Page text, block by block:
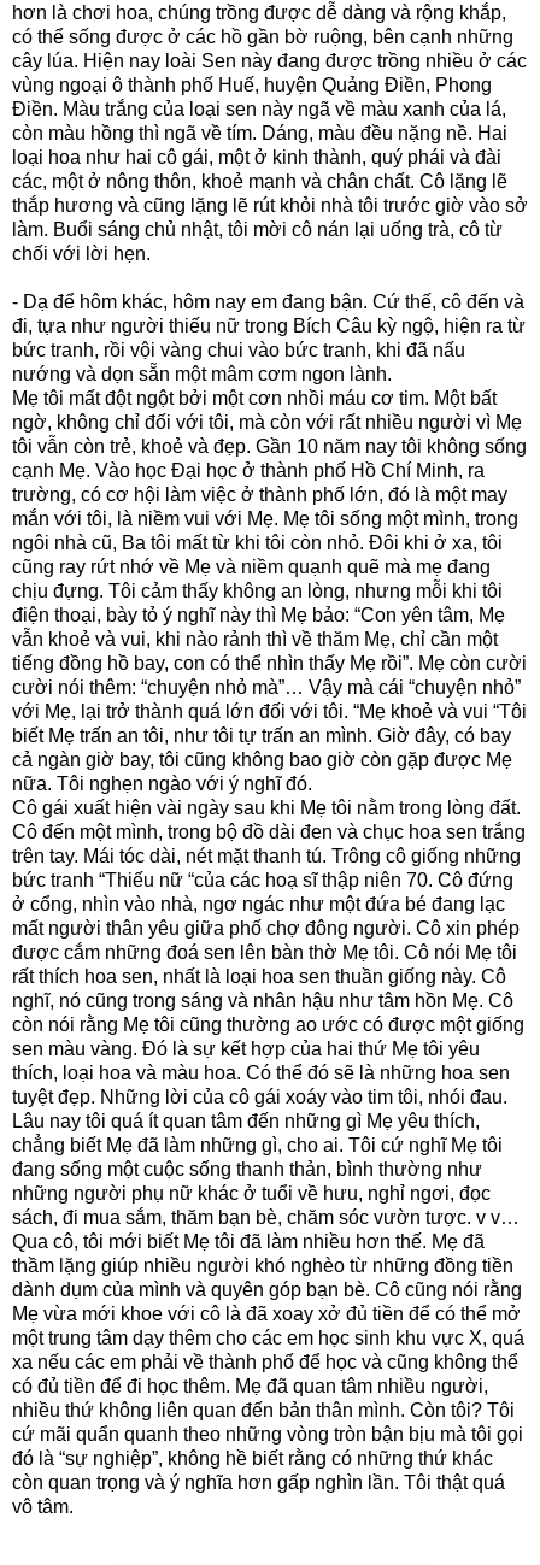
hơn là chơi hoa, chúng trồng được dễ dàng và rộng khắp,
có thể sống được ở các hồ gần bờ ruộng, bên cạnh những
cây lúa. Hiện nay loài Sen này đang được trồng nhiều ở các
vùng ngoại ô thành phố Huế, huyện Quảng Điền, Phong
Điền. Màu trắng của loại sen này ngã về màu xanh của lá,
còn màu hồng thì ngã về tím. Dáng, màu đều nặng nề. Hai
loại hoa như hai cô gái, một ở kinh thành, quý phái và đài
các, một ở nông thôn, khoẻ mạnh và chân chất. Cô lặng lẽ
thắp hương và cũng lặng lẽ rút khỏi nhà tôi trước giờ vào sở
làm. Buổi sáng chủ nhật, tôi mời cô nán lại uống trà, cô từ
chối với lời hẹn.
- Dạ để hôm khác, hôm nay em đang bận. Cứ thế, cô đến và
đi, tựa như người thiếu nữ trong Bích Câu kỳ ngộ, hiện ra từ
bức tranh, rồi vội vàng chui vào bức tranh, khi đã nấu
nướng và dọn sẵn một mâm cơm ngon lành.
Mẹ tôi mất đột ngột bởi một cơn nhồi máu cơ tim. Một bất
ngờ, không chỉ đối với tôi, mà còn với rất nhiều người vì Mẹ
tôi vẫn còn trẻ, khoẻ và đẹp. Gần 10 năm nay tôi không sống
cạnh Mẹ. Vào học Đại học ở thành phố Hồ Chí Minh, ra
trường, có cơ hội làm việc ở thành phố lớn, đó là một may
mắn với tôi, là niềm vui với Mẹ. Mẹ tôi sống một mình, trong
ngôi nhà cũ, Ba tôi mất từ khi tôi còn nhỏ. Đôi khi ở xa, tôi
cũng ray rứt nhớ về Mẹ và niềm quạnh quẽ mà mẹ đang
chịu đựng. Tôi cảm thấy không an lòng, nhưng mỗi khi tôi
điện thoại, bày tỏ ý nghĩ này thì Mẹ bảo: “Con yên tâm, Mẹ
vẫn khoẻ và vui, khi nào rảnh thì về thăm Mẹ, chỉ cần một
tiếng đồng hồ bay, con có thể nhìn thấy Mẹ rồi”. Mẹ còn cười
cười nói thêm: “chuyện nhỏ mà”… Vậy mà cái “chuyện nhỏ”
với Mẹ, lại trở thành quá lớn đối với tôi. “Mẹ khoẻ và vui “Tôi
biết Mẹ trấn an tôi, như tôi tự trấn an mình. Giờ đây, có bay
cả ngàn giờ bay, tôi cũng không bao giờ còn gặp được Mẹ
nữa. Tôi nghẹn ngào với ý nghĩ đó.
Cô gái xuất hiện vài ngày sau khi Mẹ tôi nằm trong lòng đất.
Cô đến một mình, trong bộ đồ dài đen và chục hoa sen trắng
trên tay. Mái tóc dài, nét mặt thanh tú. Trông cô giống những
bức tranh “Thiếu nữ “của các hoạ sĩ thập niên 70. Cô đứng
ở cổng, nhìn vào nhà, ngơ ngác như một đứa bé đang lạc
mất người thân yêu giữa phố chợ đông người. Cô xin phép
được cắm những đoá sen lên bàn thờ Mẹ tôi. Cô nói Mẹ tôi
rất thích hoa sen, nhất là loại hoa sen thuần giống này. Cô
nghĩ, nó cũng trong sáng và nhân hậu như tâm hồn Mẹ. Cô
còn nói rằng Mẹ tôi cũng thường ao ước có được một giống
sen màu vàng. Đó là sự kết hợp của hai thứ Mẹ tôi yêu
thích, loại hoa và màu hoa. Có thể đó sẽ là những hoa sen
tuyệt đẹp. Những lời của cô gái xoáy vào tim tôi, nhói đau.
Lâu nay tôi quá ít quan tâm đến những gì Mẹ yêu thích,
chẳng biết Mẹ đã làm những gì, cho ai. Tôi cứ nghĩ Mẹ tôi
đang sống một cuộc sống thanh thản, bình thường như
những người phụ nữ khác ở tuổi về hưu, nghỉ ngơi, đọc
sách, đi mua sắm, thăm bạn bè, chăm sóc vườn tược. v v…
Qua cô, tôi mới biết Mẹ tôi đã làm nhiều hơn thế. Mẹ đã
thầm lặng giúp nhiều người khó nghèo từ những đồng tiền
dành dụm của mình và quyên góp bạn bè. Cô cũng nói rằng
Mẹ vừa mới khoe với cô là đã xoay xở đủ tiền để có thể mở
một trung tâm dạy thêm cho các em học sinh khu vực X, quá
xa nếu các em phải về thành phố để học và cũng không thể
có đủ tiền để đi học thêm. Mẹ đã quan tâm nhiều người,
nhiều thứ không liên quan đến bản thân mình. Còn tôi? Tôi
cứ mãi quẩn quanh theo những vòng tròn bận bịu mà tôi gọi
đó là “sự nghiệp”, không hề biết rằng có những thứ khác
còn quan trọng và ý nghĩa hơn gấp nghìn lần. Tôi thật quá
vô tâm.